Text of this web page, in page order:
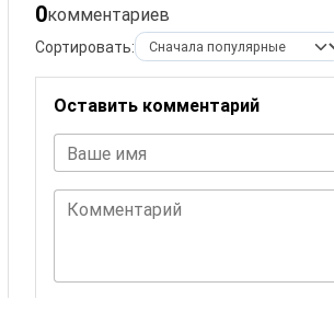
0комментариев
Сортировать:
Оставить комментарий
Ваше имя
Комментарий